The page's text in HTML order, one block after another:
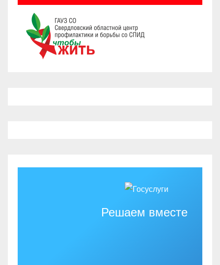
Решаем вместе